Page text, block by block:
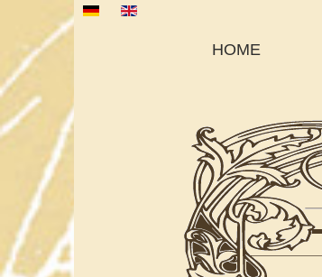
Sprache auswählen
HOME